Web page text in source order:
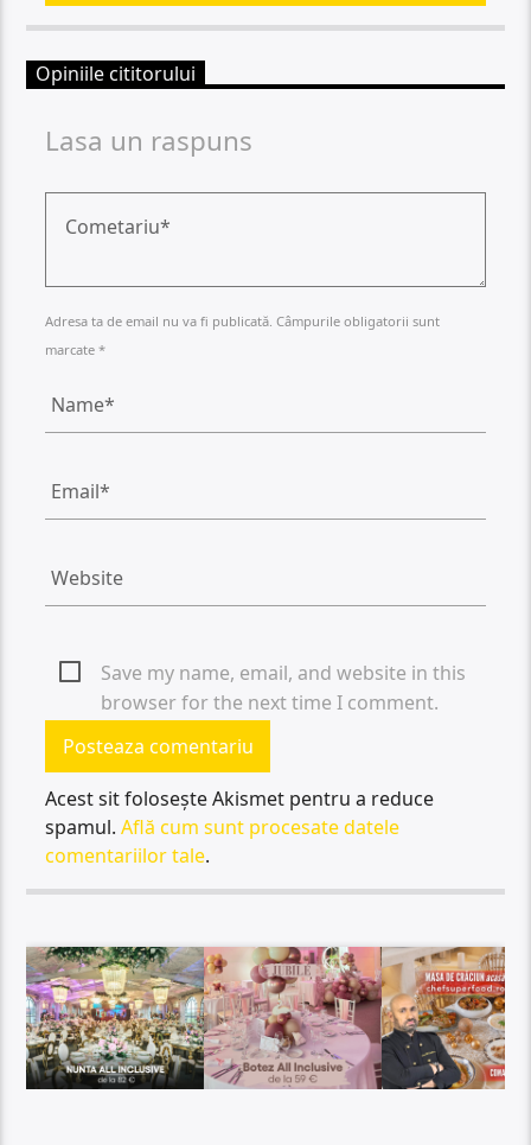
Opiniile cititorului
Lasa un raspuns
Adresa ta de email nu va fi publicată. Câmpurile obligatorii sunt
marcate *
Save my name, email, and website in this
browser for the next time I comment.
Acest sit folosește Akismet pentru a reduce
spamul.Află cum sunt procesate datele
comentariilor tale.